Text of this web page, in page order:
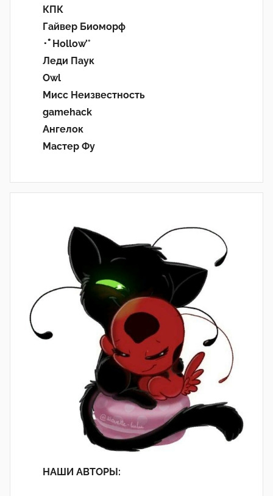
КПК
Гайвер Биоморф
･ﾟHollow’°
Леди Паук
Owl
Мисс Неизвестность
gamehack
Ангелок
Мастер Фу
НАШИ АВТОРЫ: